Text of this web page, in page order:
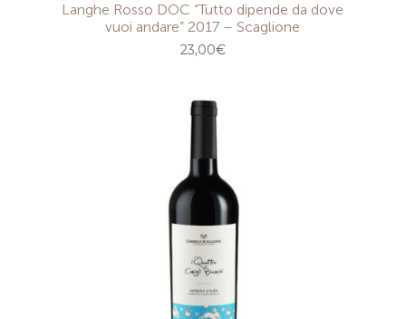
Langhe Rosso DOC “Tutto dipende da dove
vuoi andare” 2017 – Scaglione
23,00€